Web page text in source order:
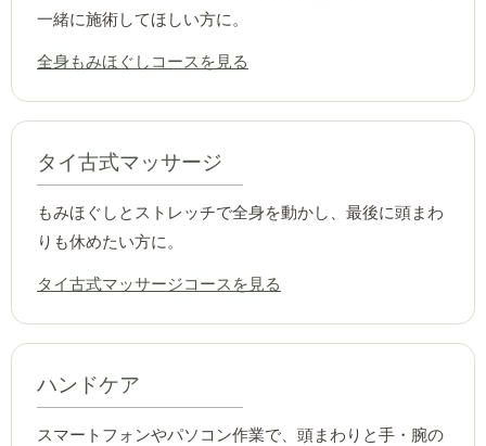
一緒に施術してほしい方に。
全身もみほぐしコースを見る
タイ古式マッサージ
もみほぐしとストレッチで全身を動かし、最後に頭まわ
りも休めたい方に。
タイ古式マッサージコースを見る
ハンドケア
スマートフォンやパソコン作業で、頭まわりと手・腕の